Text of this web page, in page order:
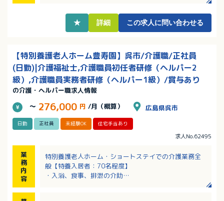
・JR呉駅より徒歩5分！通いやすい立地です。
・研修費用は全額病院負担！キャリアアップ、スキル
★ 詳細 この求人に問い合わせる
【特別養護老人ホーム豊寿園】呉市/介護職/正社員
(日勤)|介護福祉士,介護職員初任者研修（ヘルパー2
級）,介護職員実務者研修（ヘルパー1級）/賞与あり
の介護・ヘルパー職求人情報
～ 276,000 円 /月（概算） 広島県呉市
日勤 正社員 未経験OK 住宅手当あり
求人No.62495
業
務
内
容
特別養護老人ホーム・ショートステイでの介護業務全
般【特養入居者：70名程度】
・入浴、食事、排泄の介助